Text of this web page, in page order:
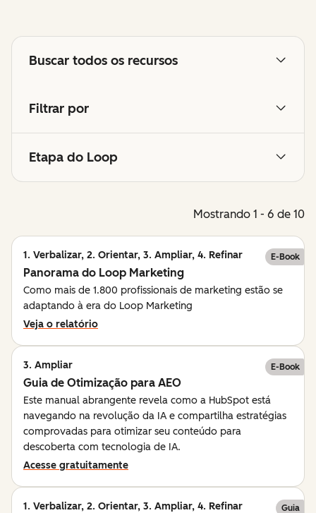
Buscar todos os recursos
Filtrar por
Etapa do Loop
Mostrando 1 - 6 de 10
1. Verbalizar, 2. Orientar, 3. Ampliar, 4. Refinar E-Book
Panorama do Loop Marketing
Como mais de 1.800 profissionais de marketing estão se
adaptando à era do Loop Marketing
Veja o relatório
3. Ampliar E-Book
Guia de Otimização para AEO
Este manual abrangente revela como a HubSpot está
navegando na revolução da IA e compartilha estratégias
comprovadas para otimizar seu conteúdo para
descoberta com tecnologia de IA.
Acesse gratuitamente
1. Verbalizar, 2. Orientar, 3. Ampliar, 4. Refinar Guia